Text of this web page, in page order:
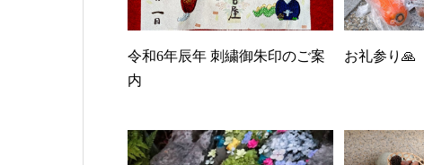
令和6年辰年 刺繍御朱印のご案
内
お礼参り🙏